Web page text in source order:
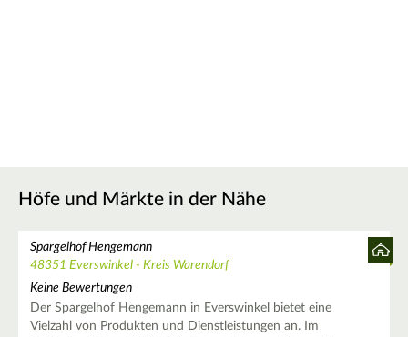
Höfe und Märkte in der Nähe
Spargelhof Hengemann
48351 Everswinkel - Kreis Warendorf
Keine Bewertungen
Der Spargelhof Hengemann in Everswinkel bietet eine
Vielzahl von Produkten und Dienstleistungen an. Im